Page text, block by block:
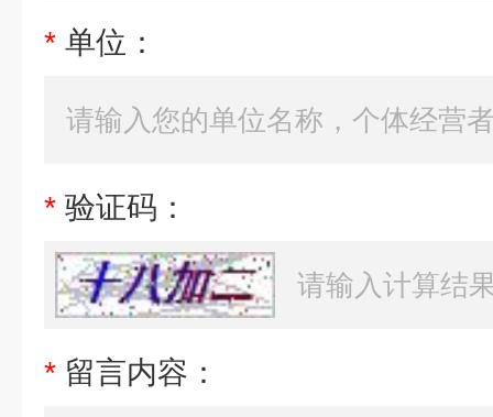
* 单位：
* 验证码：
* 留言内容：